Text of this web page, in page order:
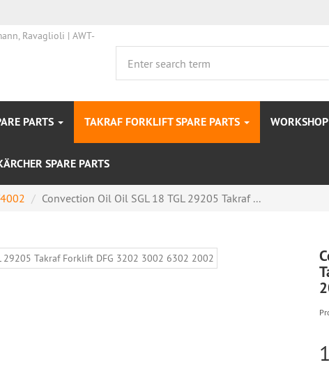
PARTS TAKRAF FORKLIFT SPARE PARTS
SPARE PARTS
Convection Oil Oil SGL 18 TGL 29205 Takraf ...